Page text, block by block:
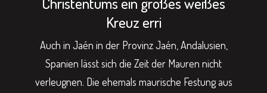
Kreuz erri
Auch in Jaén in der Provinz Jaén, Andalusien,
Spanien lässt sich die Zeit der Mauren nicht
verleugnen. Die ehemals maurische Festung aus